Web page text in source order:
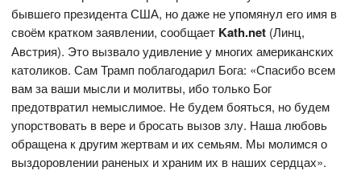
бывшего президента США, но даже не упомянул его имя в
своём кратком заявлении, сообщает Kath.net (Линц,
Австрия). Это вызвало удивление у многих американских
католиков. Сам Трамп поблагодарил Бога: «Спасибо всем
вам за ваши мысли и молитвы, ибо только Бог
предотвратил немыслимое. Не будем бояться, но будем
упорствовать в вере и бросать вызов злу. Наша любовь
обращена к другим жертвам и их семьям. Мы молимся о
выздоровлении раненых и храним их в наших сердцах».